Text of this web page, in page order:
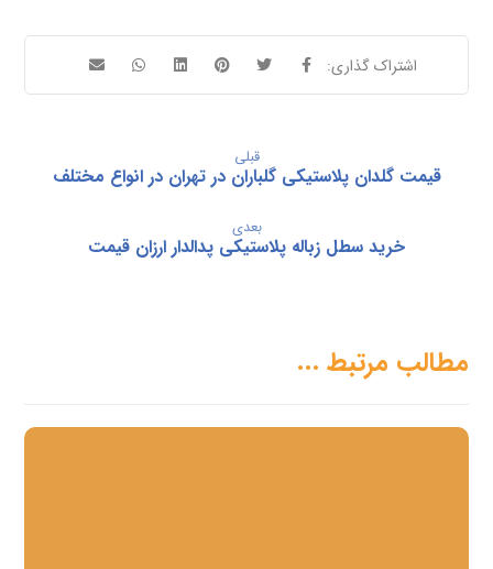
قبلی
قیمت گلدان پلاستیکی گلباران در تهران در انواع مختلف
بعدی
خرید سطل زباله پلاستیکی پدالدار ارزان قیمت
مطالب مرتبط ...